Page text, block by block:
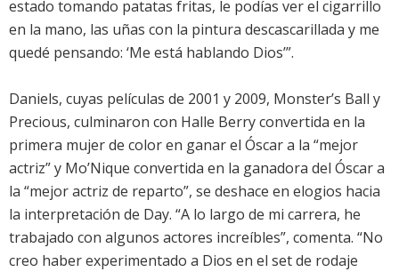
estado tomando patatas fritas, le podías ver el cigarrillo
en la mano, las uñas con la pintura descascarillada y me
quedé pensando: ‘Me está hablando Dios’”.
Daniels, cuyas películas de 2001 y 2009, Monster’s Ball y
Precious, culminaron con Halle Berry convertida en la
primera mujer de color en ganar el Óscar a la “mejor
actriz” y Mo’Nique convertida en la ganadora del Óscar a
la “mejor actriz de reparto”, se deshace en elogios hacia
la interpretación de Day. “A lo largo de mi carrera, he
trabajado con algunos actores increíbles”, comenta. “No
creo haber experimentado a Dios en el set de rodaje